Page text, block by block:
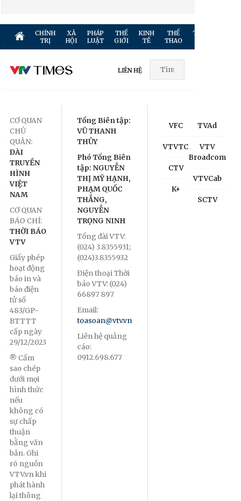
CHÍNH
TRỊ
XÃ
HỘI
PHÁP
LUẬT
THẾ
GIỚI
KINH
TẾ
THỂ
THAO
TRUYỀN
LIÊN HỆ
CƠ QUAN
CHỦ
QUẢN:
ĐÀI
TRUYỀN
HÌNH
VIỆT
NAM
CƠ QUAN
BÁO CHÍ:
THỜI BÁO
VTV
Giấy phép
hoạt động
báo in và
báo điện
tử số
483/GP-
BTTTT
cấp ngày
29/12/2023
® Cấm
sao chép
dưới mọi
hình thức
nếu
không có
sự chấp
thuận
bằng văn
bản. Ghi
rõ nguồn
VTV.vn khi
phát hành
lại thông
Tổng Biên tập:
VŨ THANH
THỦY
Phó Tổng Biên
tập: NGUYỄN
THỊ MỸ HẠNH,
PHẠM QUỐC
THẮNG,
NGUYỄN
TRỌNG NINH
Tổng đài VTV:
(024) 3.8355931;
(024)3.8355932
Điện thoại Thời
báo VTV: (024)
66897 897
Email:
toasoan@vtv.vn
Liên hệ quảng
cáo:
0912.698.677
VFC
VTVTC
CTV
K+
TVAd
VTV
Broadcom
VTVCab
SCTV